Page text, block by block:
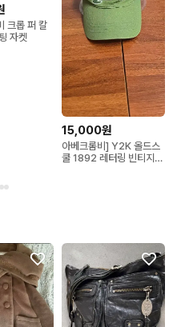
크롭 퍼 칼
자켓
15,000원
아베크롬비] Y2K 올드스
쿨 1892 레터링 빈티지